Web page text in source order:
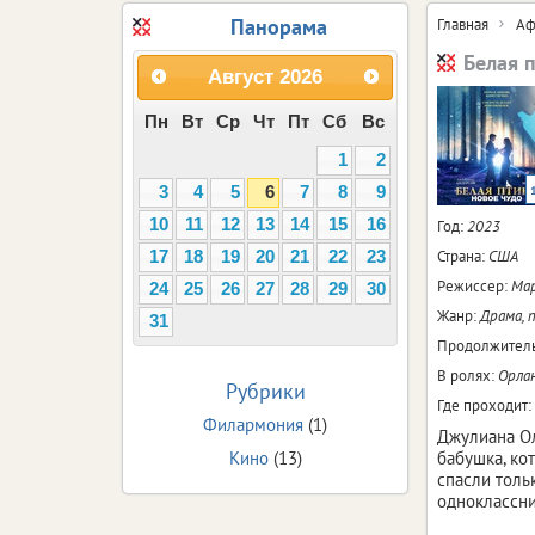
Главная
Белая
Год:2023
Страна: США
Режиссер:
Жанр:Драма,
В ролях:
Где проходит:
Джулиана
бабушка,
спасли
Панорама
Август 2026
Пн Вт Ср Чт Пт Сб
Вс
1
2
3
4 5 6 7 8
9
10
11 12 13 14 15
16
17
18 19 20 21 22
23
24
25 26 27 28 29
30
31
Рубрики
Филармония (1)
Кино(13)